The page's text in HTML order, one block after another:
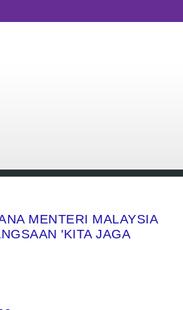
MENTERI MALAYSIA
'KITA JAGA